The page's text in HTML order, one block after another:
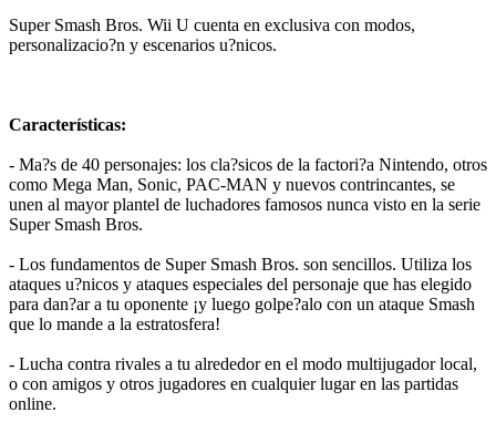
Super Smash Bros. Wii U cuenta en exclusiva con modos,
personalizacio?n y escenarios u?nicos.
Características:
- Ma?s de 40 personajes: los cla?sicos de la factori?a Nintendo, otros
como Mega Man, Sonic, PAC-MAN y nuevos contrincantes, se
unen al mayor plantel de luchadores famosos nunca visto en la serie
Super Smash Bros.
- Los fundamentos de Super Smash Bros. son sencillos. Utiliza los
ataques u?nicos y ataques especiales del personaje que has elegido
para dan?ar a tu oponente ¡y luego golpe?alo con un ataque Smash
que lo mande a la estratosfera!
- Lucha contra rivales a tu alrededor en el modo multijugador local,
o con amigos y otros jugadores en cualquier lugar en las partidas
online.